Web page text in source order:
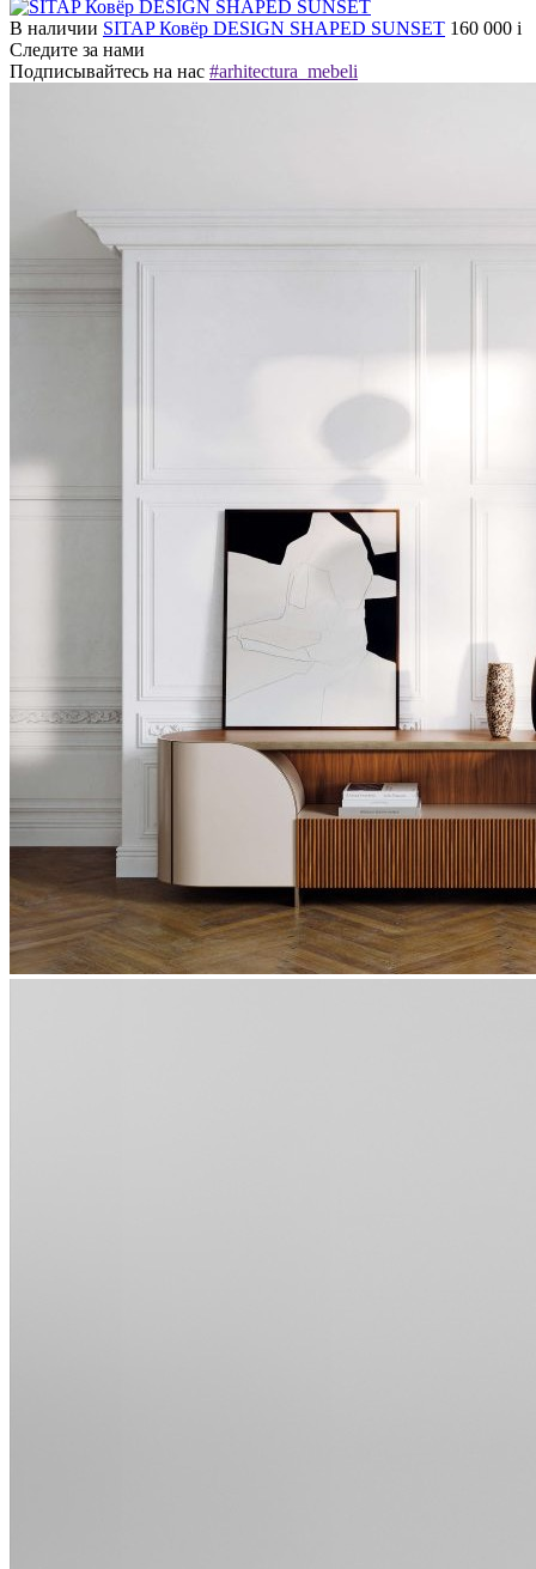
В наличии SITAP Ковёр DESIGN SHAPED SUNSET 160 000 i
Следите за нами
Подписывайтесь на нас #arhitectura_mebeli